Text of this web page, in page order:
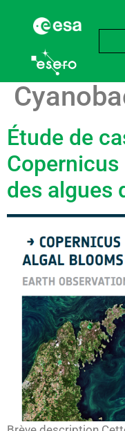
Étude de
des algues